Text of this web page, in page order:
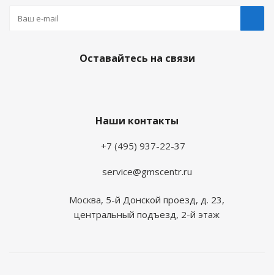
Оставайтесь на связи
Наши контакты
+7 (495) 937-22-37
service@gmscentr.ru
Москва, 5-й Донской проезд, д. 23,
центральный подъезд, 2-й этаж